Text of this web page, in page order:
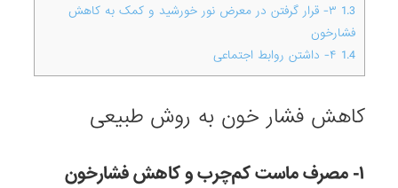
1.3
۳- قرار گرفتن در معرض نور خورشید و کمک به کاهش
فشارخون
1.4
کاهش فشار خون به روش طبیعی
۱- مصرف ماست کم‌چرب و کاهش فشارخون